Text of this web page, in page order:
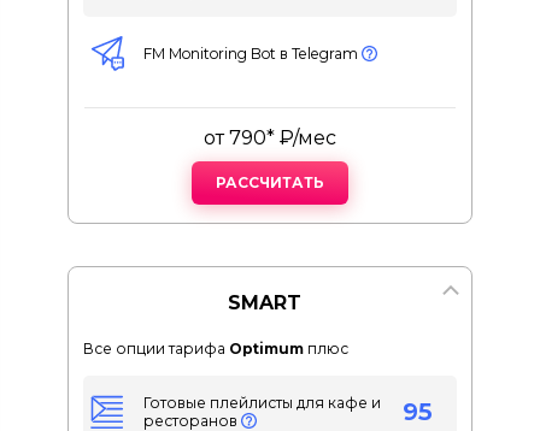
FM Monitoring Bot в Telegram
от 790* ₽/мес
РАССЧИТАТЬ
SMART
Все опции тарифа Optimum плюс
Готовые плейлисты для кафе и
ресторанов
95